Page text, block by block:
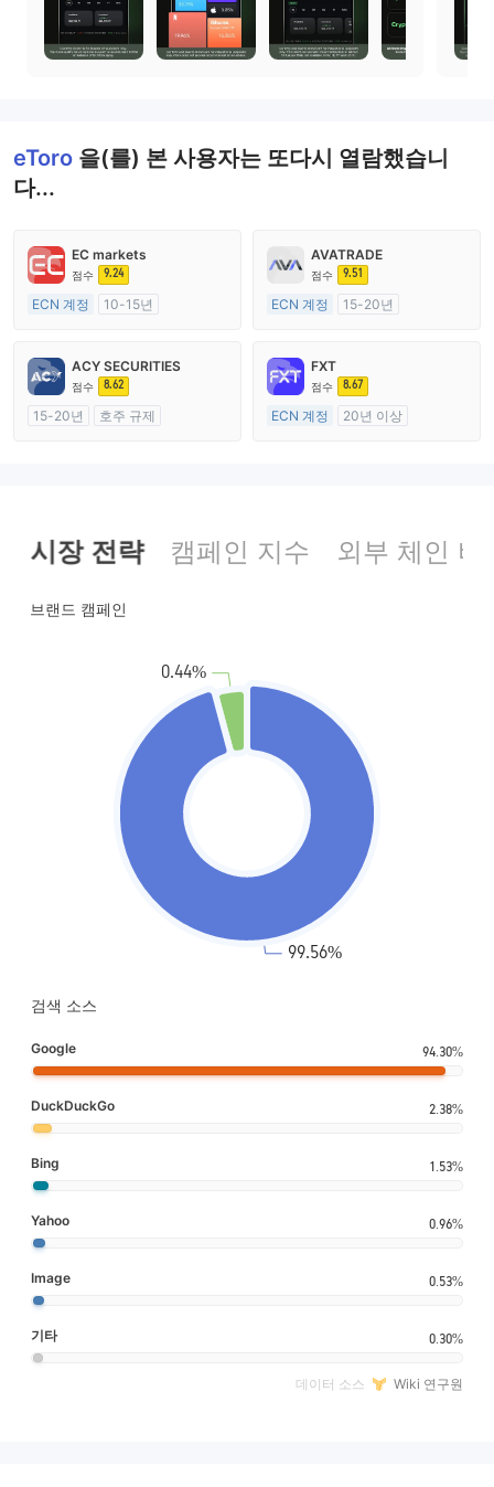
eToro 을(를) 본 사용자는 또다시 열람했습니
다...
EC markets
점수 9.24
ECN 계정
10-15년
외환 거래 라이선스 (MM)
마스터 레이블 MT4
AVATRADE
점수 9.51
ECN 계정
15-20년
외환 거래 라이선스 (MM)
마스터 레이블 MT4
ACY SECURITIES
점수 8.62
15-20년
호주 규제
FXT
점수 8.67
ECN 계정
20년 이상
시장 전략 캠페인 지수 외부 체인 비
검색 소스
Google 94.30%
DuckDuckGo 2.38%
Bing 1.53%
Yahoo 0.96%
Image 0.53%
기타 0.30%
데이터 소스 Wiki 연구원